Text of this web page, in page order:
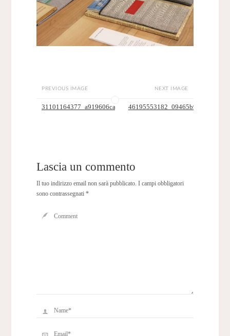
PREVIOUS IMAGE
31101164377_a919606cae_o
NEXT IMAGE
46195553182_09465b909d_c
Lascia un commento
Il tuo indirizzo email non sarà pubblicato. I campi obbligatori
sono contrassegnati *